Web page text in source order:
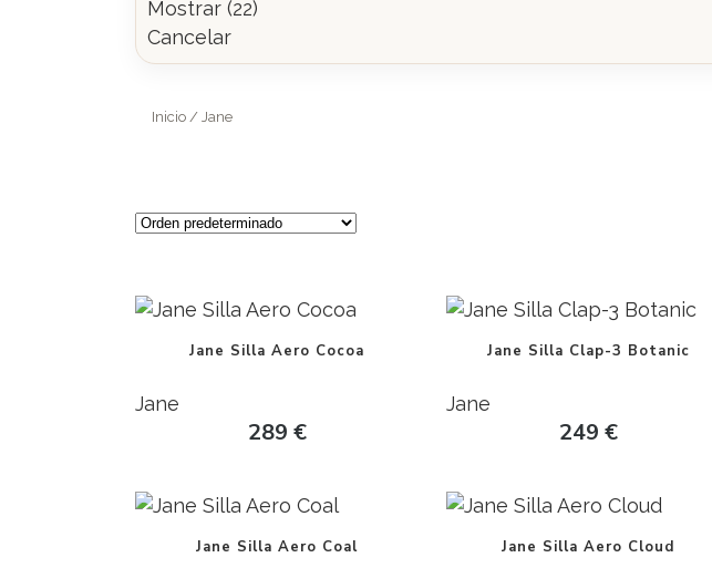
Mostrar (22)
Cancelar
Inicio / Jane
Jane Silla Aero Cocoa
Jane
289 €
Jane Silla Clap-3 Botanic
Jane
249 €
Jane Silla Aero Coal Jane Silla Aero Cloud